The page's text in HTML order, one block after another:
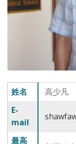
姓名
高少凡
E-
mail
最高